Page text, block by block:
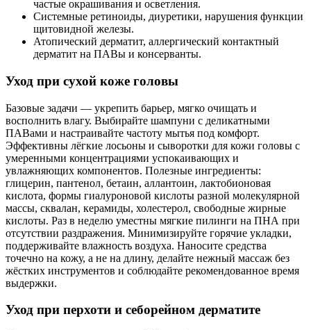
частые окрашивания и осветления.
Системные ретиноиды, диуретики, нарушения функции
щитовидной железы.
Атопический дерматит, аллергический контактный
дерматит на ПАВы и консерванты.
Уход при сухой коже головы
Базовые задачи — укрепить барьер, мягко очищать и
восполнить влагу. Выбирайте шампуни с деликатными
ПАВами и настраивайте частоту мытья под комфорт.
Эффективны лёгкие лосьоны и сыворотки для кожи головы с
умеренными концентрациями успокаивающих и
увлажняющих компонентов. Полезные ингредиенты:
глицерин, пантенол, бетаин, аллантоин, лактобионовая
кислота, формы гиалуроновой кислоты разной молекулярной
массы, сквалан, керамиды, холестерол, свободные жирные
кислоты. Раз в неделю уместны мягкие пилинги на ПНА при
отсутствии раздражения. Минимизируйте горячие укладки,
поддерживайте влажность воздуха. Наносите средства
точечно на кожу, а не на длину, делайте нежный массаж без
жёстких инструментов и соблюдайте рекомендованное время
выдержки.
Уход при перхоти и себорейном дерматите